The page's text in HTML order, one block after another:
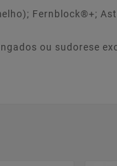
Fernblock®+;
ou sudorese